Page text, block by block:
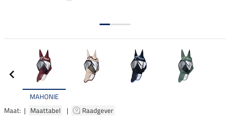
MAHONIE
Maat: | Maattabel | Raadgever